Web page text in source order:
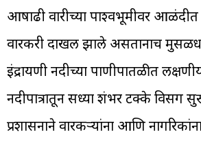
आषाढी वारीच्या पार्श्वभूमीवर
वारकरी दाखल झाले असतानाच
इंद्रायणी नदीच्या पाणीपातळीत
नदीपात्रातून सध्या शंभर टक्के विसर्ग
प्रशासनाने वारकऱ्यांना आणि